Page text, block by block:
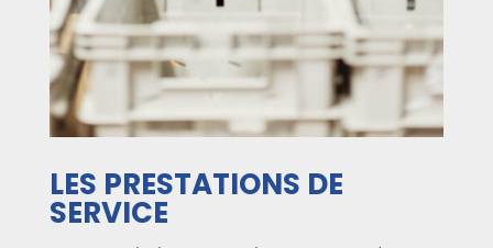
LES PRESTATIONS DE
SERVICE